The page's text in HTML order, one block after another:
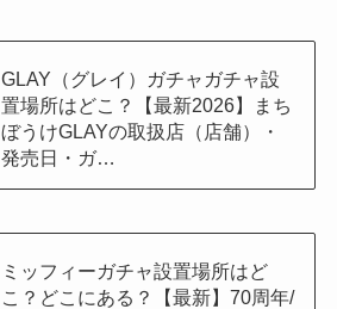
GLAY（グレイ）ガチャガチャ設
置場所はどこ？【最新2026】まち
ぼうけGLAYの取扱店（店舗）・
発売日・ガ…
ミッフィーガチャ設置場所はど
こ？どこにある？【最新】70周年/